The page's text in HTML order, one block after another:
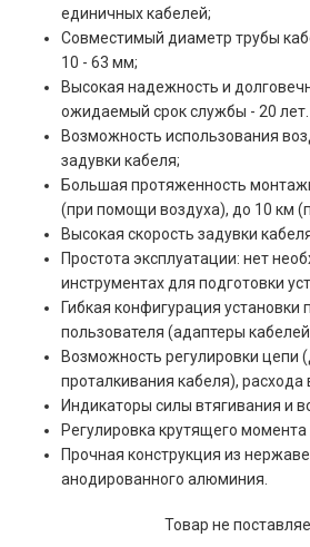
единичных кабелей;
Совместимый диаметр трубы
10 - 63 мм;
Высокая надежность и
ожидаемый срок службы - 20 лет.
Возможность использования
задувки кабеля;
Большая протяженность
(при помощи воздуха), до 10 км
Высокая скорость задувки
Простота эксплуатации: нет
инструментах для подготовки
Гибкая конфигурация установки
пользователя (адаптеры
Возможность регулировки цепи
проталкивания кабеля), расхода
Индикаторы силы втягивания и
Регулировка крутящего
Прочная конструкция из
анодированного алюминия.
Товар не